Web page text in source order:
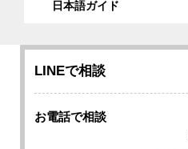
日本語ガイド
LINEで相談
お電話で相談